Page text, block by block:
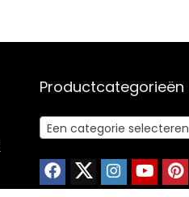
Productcategorieën
Een categorie selecteren